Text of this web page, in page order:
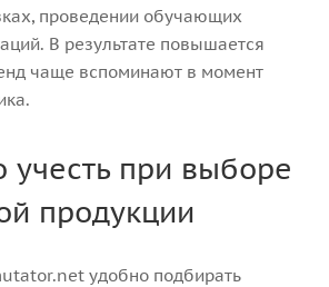
проведении обучающих
В результате повышается
чаще вспоминают в момент
учесть при выборе
продукции
удобно подбирать